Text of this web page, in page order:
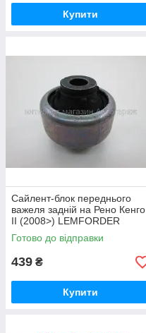
Купити
Сайлент-блок переднього
важеля задній на Рено Кенго
II (2008>) LEMFORDER
(Німеччина) - 3198902
Готово до відправки
439 ₴
Купити